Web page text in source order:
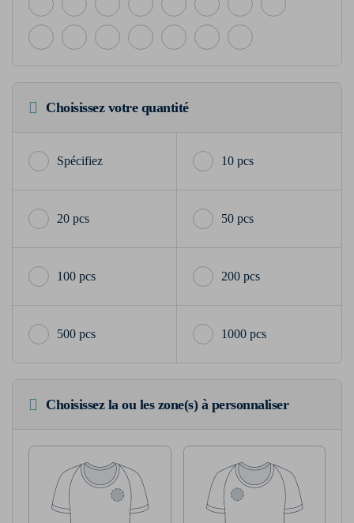
Choisissez votre quantité
10 pcs
20 pcs 50 pcs
100 pcs 200 pcs
500 pcs 1000 pcs
Choisissez la ou les zone(s) à personnaliser